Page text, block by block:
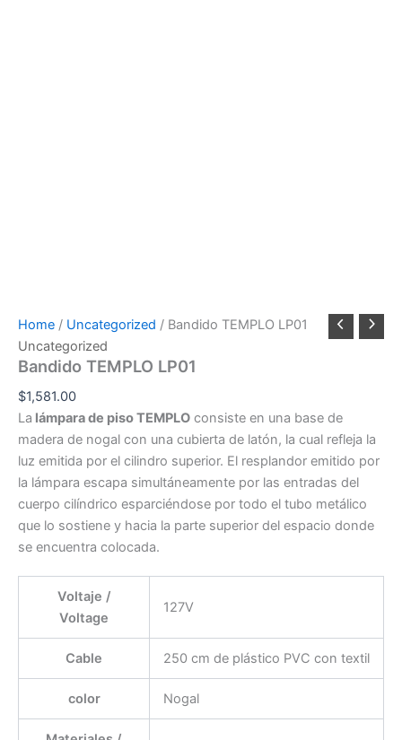
Home / Uncategorized / Bandido TEMPLO LP01
Uncategorized
Bandido TEMPLO LP01
$1,581.00
La lámpara de piso TEMPLO consiste en una base de
madera de nogal con una cubierta de latón, la cual refleja la
luz emitida por el cilindro superior. El resplandor emitido por
la lámpara escapa simultáneamente por las entradas del
cuerpo cilíndrico esparciéndose por todo el tubo metálico
que lo sostiene y hacia la parte superior del espacio donde
se encuentra colocada.
Voltaje /
Voltage
127V
Cable 250 cm de plástico PVC con textil
color Nogal